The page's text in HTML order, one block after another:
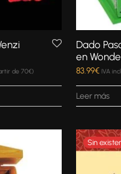
de 70€)
Dado
en
83.99€ IVA
Leer más